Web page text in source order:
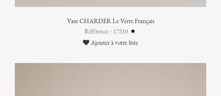
Vase CHARDER Le Verre Français
Référence : 17210
Ajouter à votre liste